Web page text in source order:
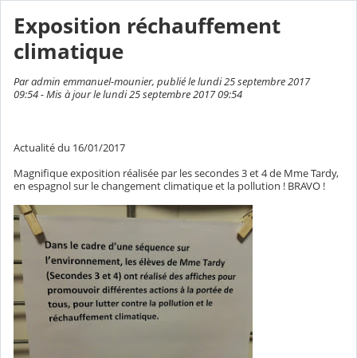
Exposition réchauffement
climatique
Par admin emmanuel-mounier, publié le lundi 25 septembre 2017
09:54 - Mis à jour le lundi 25 septembre 2017 09:54
Actualité du 16/01/2017
Magnifique exposition réalisée par les secondes 3 et 4 de Mme Tardy,
en espagnol sur le changement climatique et la pollution ! BRAVO !